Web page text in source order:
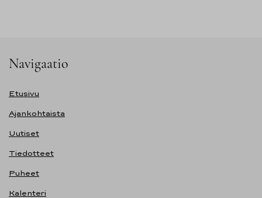
Navigaatio
Etusivu
Ajankohtaista
Uutiset
Tiedotteet
Puheet
Kalenteri